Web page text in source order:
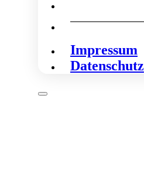
Impressum
Datenschutz